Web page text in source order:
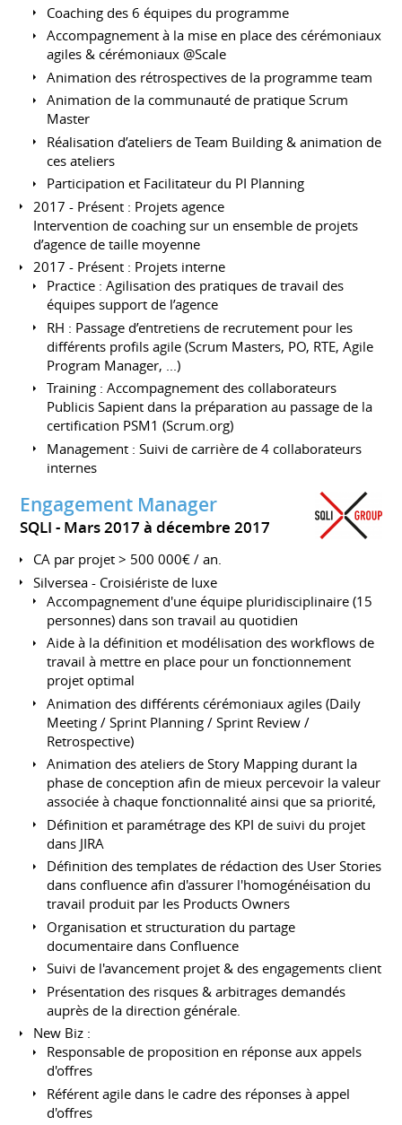
Coaching des 6 équipes du programme
Accompagnement à la mise en place des cérémoniaux
agiles & cérémoniaux @Scale
Animation des rétrospectives de la programme team
Animation de la communauté de pratique Scrum
Master
Réalisation d’ateliers de Team Building & animation de
ces ateliers
Participation et Facilitateur du PI Planning
2017 - Présent : Projets agence
Intervention de coaching sur un ensemble de projets
d’agence de taille moyenne
2017 - Présent : Projets interne
Practice : Agilisation des pratiques de travail des
équipes support de l’agence
RH : Passage d’entretiens de recrutement pour les
différents profils agile (Scrum Masters, PO, RTE, Agile
Program Manager, ...)
Training : Accompagnement des collaborateurs
Publicis Sapient dans la préparation au passage de la
certification PSM1 (Scrum.org)
Management : Suivi de carrière de 4 collaborateurs
internes
Engagement Manager
SQLI Mars 2017 à décembre 2017
CA par projet > 500 000€ / an.
Silversea - Croisiériste de luxe
Accompagnement d'une équipe pluridisciplinaire (15
personnes) dans son travail au quotidien
Aide à la définition et modélisation des workflows de
travail à mettre en place pour un fonctionnement
projet optimal
Animation des différents cérémoniaux agiles (Daily
Meeting / Sprint Planning / Sprint Review /
Retrospective)
Animation des ateliers de Story Mapping durant la
phase de conception afin de mieux percevoir la valeur
associée à chaque fonctionnalité ainsi que sa priorité,
Définition et paramétrage des KPI de suivi du projet
dans JIRA
Définition des templates de rédaction des User Stories
dans confluence afin d'assurer l'homogénéisation du
travail produit par les Products Owners
Organisation et structuration du partage
documentaire dans Confluence
Suivi de l'avancement projet & des engagements client
Présentation des risques & arbitrages demandés
auprès de la direction générale.
New Biz :
Responsable de proposition en réponse aux appels
d'offres
Référent agile dans le cadre des réponses à appel
d'offres